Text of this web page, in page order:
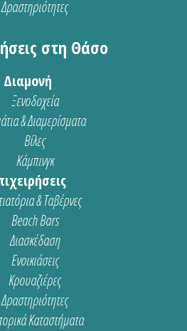
Δραστηριότητες
στη Θάσο
Διαμονή
Ξενοδοχεία
& Διαμερίσματα
Βίλες
Κάμπινγκ
& Ταβέρνες
Beach Bars
Διασκέδαση
Ενοικιάσεις
Κρουαζιέρες
Δραστηριότητες
Καταστήματα